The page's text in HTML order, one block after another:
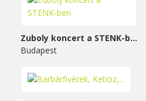
Zuboly koncert a STENK-ben
Budapest